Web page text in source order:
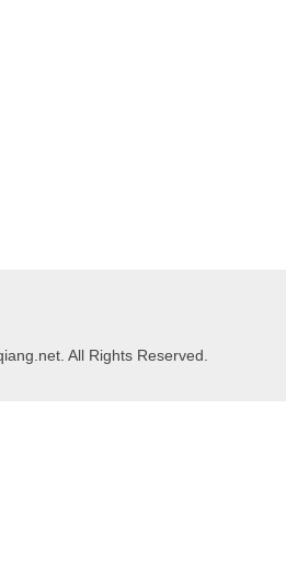
All Rights Reserved.